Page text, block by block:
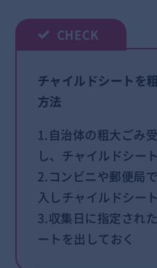
チャイルドシートを
方法
1.自治体の粗大ごみ
し、チャイルドシー
2.コンビニや郵便局
入しチャイルドシー
3.収集日に指定され
ートを出しておく